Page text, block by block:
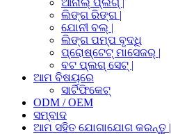
ଆନାଲ୍ ପ୍ଲଗ୍ |
ଲିଙ୍ଗ ରିଙ୍ଗ |
ଯୋନୀ ବଲ୍ |
ଲିଙ୍ଗ ପମ୍ପ ବୃଦ୍ଧି
ପ୍ରୋଷ୍ଟେଟ୍ ମାସେଜର୍ |
ବଟ ପ୍ଲଗ୍ ସେଟ୍ |
ଆମ ବିଷୟରେ
ସାର୍ଟିଫିକେଟ୍
ODM / OEM
ସମ୍ବାଦ
ଆମ ସହିତ ଯୋଗାଯୋଗ କରନ୍ତୁ |